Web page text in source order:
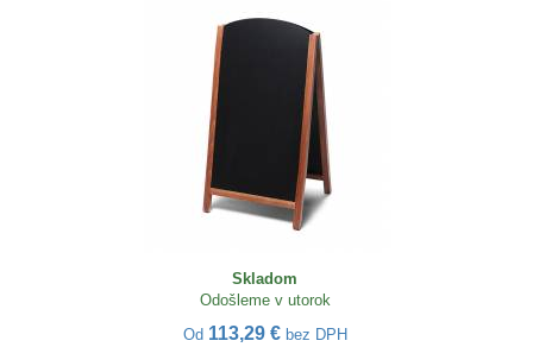
Skladom
Odošleme v utorok
Od 113,29 € bez DPH